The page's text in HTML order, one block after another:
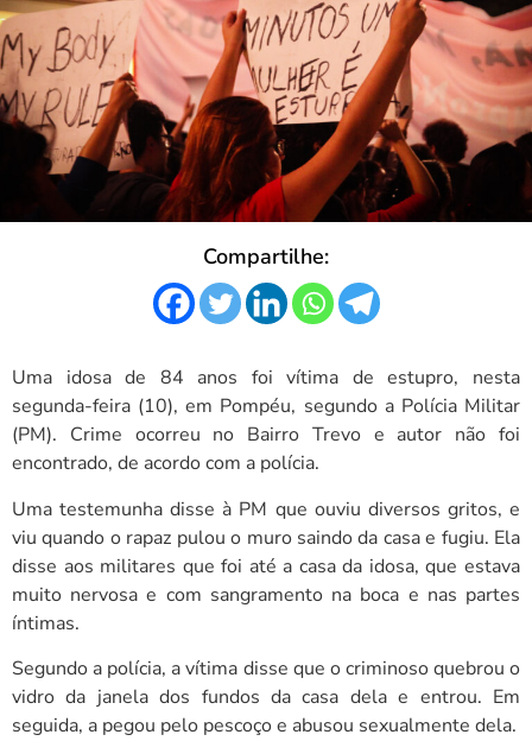
Compartilhe:
Uma idosa de 84 anos foi vítima de estupro, nesta
segunda-feira (10), em Pompéu, segundo a Polícia Militar
(PM). Crime ocorreu no Bairro Trevo e autor não foi
encontrado, de acordo com a polícia.
Uma testemunha disse à PM que ouviu diversos gritos, e
viu quando o rapaz pulou o muro saindo da casa e fugiu. Ela
disse aos militares que foi até a casa da idosa, que estava
muito nervosa e com sangramento na boca e nas partes
íntimas.
Segundo a polícia, a vítima disse que o criminoso quebrou o
vidro da janela dos fundos da casa dela e entrou. Em
seguida, a pegou pelo pescoço e abusou sexualmente dela.